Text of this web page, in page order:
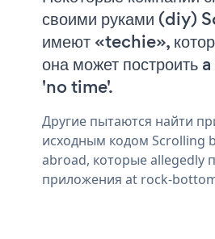
своими руками (diy)
имеют «techie»,
она может
'no time'.
Другие пытаются найти
исходным кодом Scrolling
abroad, которые allegedly
приложения at rock-